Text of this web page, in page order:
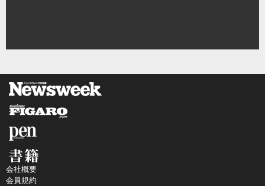
会社概要
会員規約